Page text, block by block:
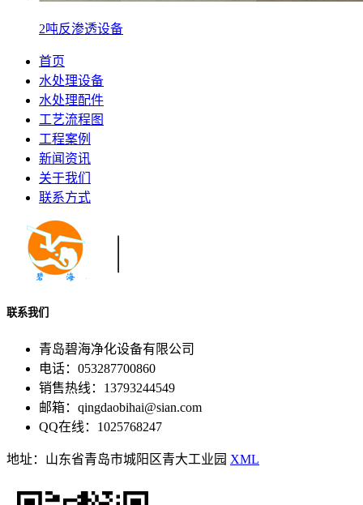
2吨反渗透设备
首页
水处理设备
水处理配件
工艺流程图
工程案例
新闻资讯
关于我们
联系方式
联系我们
青岛碧海净化设备有限公司
电话：053287700860
销售热线：13793244549
邮箱：qingdaobihai@sian.com
QQ在线：1025768247
地址：山东省青岛市城阳区青大工业园 XML